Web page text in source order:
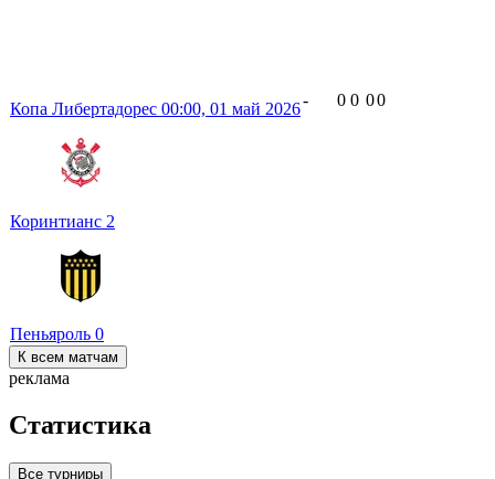
Копа Либертадорес 00:00, 01 май 2026
Коринтианс 2
Пеньяроль 0
- 0 0 00
К всем матчам
реклама
Статистика
Все турниры